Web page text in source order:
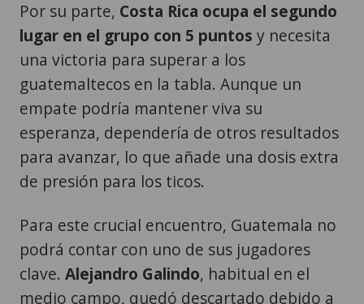
Por su parte, Costa Rica ocupa el segundo
lugar en el grupo con 5 puntos y necesita
una victoria para superar a los
guatemaltecos en la tabla. Aunque un
empate podría mantener viva su
esperanza, dependería de otros resultados
para avanzar, lo que añade una dosis extra
de presión para los ticos.
Para este crucial encuentro, Guatemala no
podrá contar con uno de sus jugadores
clave. Alejandro Galindo, habitual en el
medio campo, quedó descartado debido a